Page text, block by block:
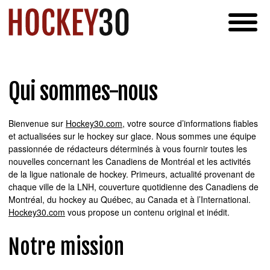
Qui sommes-nous
Bienvenue sur Hockey30.com, votre source d’informations fiables
et actualisées sur le hockey sur glace. Nous sommes une équipe
passionnée de rédacteurs déterminés à vous fournir toutes les
nouvelles concernant les Canadiens de Montréal et les activités
de la ligue nationale de hockey. Primeurs, actualité provenant de
chaque ville de la LNH, couverture quotidienne des Canadiens de
Montréal, du hockey au Québec, au Canada et à l’International.
Hockey30.com vous propose un contenu original et inédit.
Notre mission